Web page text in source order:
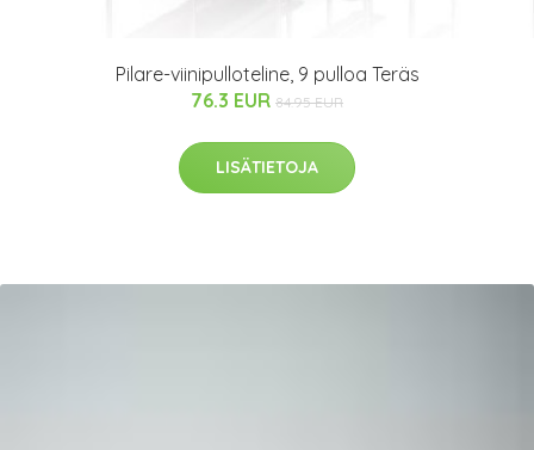
Pilare-viinipulloteline, 9 pulloa Teräs
76.3 EUR 84.95 EUR
LISÄTIETOJA